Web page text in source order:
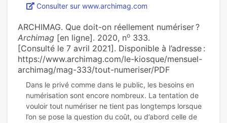
Consulter sur www.archimag.com
ARCHIMAG. Que doit-on réellement numériser ?
Archimag [en ligne]. 2020, no 333.
[Consulté le 7 avril 2021]. Disponible à l’adresse :
https://www.archimag.com/le-kiosque/mensuel-
archimag/mag-333/tout-numeriser/PDF
Dans le privé comme dans le public, les besoins en
numérisation sont encore nombreux. La tentation de
vouloir tout numériser ne tient pas longtemps lorsque
l’on se pose la question du coût, ou d’abord celle de